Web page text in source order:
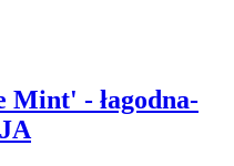
Mint' - łagodna-